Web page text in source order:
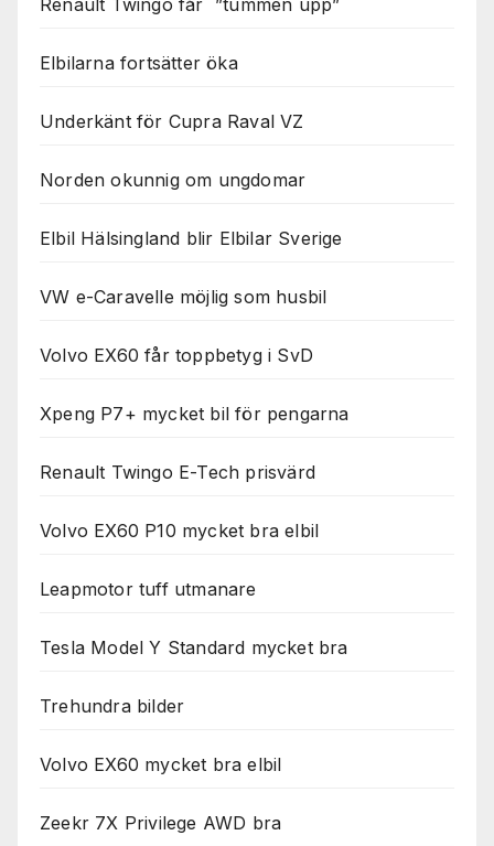
Renault Twingo får ”tummen upp”
Elbilarna fortsätter öka
Underkänt för Cupra Raval VZ
Norden okunnig om ungdomar
Elbil Hälsingland blir Elbilar Sverige
VW e-Caravelle möjlig som husbil
Volvo EX60 får toppbetyg i SvD
Xpeng P7+ mycket bil för pengarna
Renault Twingo E-Tech prisvärd
Volvo EX60 P10 mycket bra elbil
Leapmotor tuff utmanare
Tesla Model Y Standard mycket bra
Trehundra bilder
Volvo EX60 mycket bra elbil
Zeekr 7X Privilege AWD bra